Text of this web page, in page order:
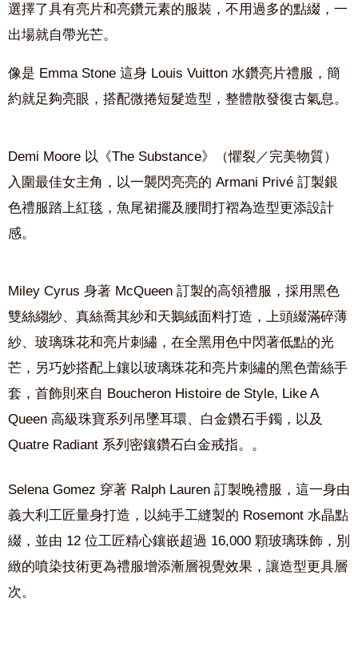
選擇了具有亮片和亮鑽元素的服裝，不用過多的點綴，一
出場就自帶光芒。
像是 Emma Stone 這身 Louis Vuitton 水鑽亮片禮服，簡
約就足夠亮眼，搭配微捲短髮造型，整體散發復古氣息。
Demi Moore 以《The Substance》（懼裂／完美物質）
入圍最佳女主角，以一襲閃亮亮的 Armani Privé 訂製銀
色禮服踏上紅毯，魚尾裙擺及腰間打褶為造型更添設計
感。
Miley Cyrus 身著 McQueen 訂製的高領禮服，採用黑色
雙絲縐紗、真絲喬其紗和天鵝絨面料打造，上頭綴滿碎薄
紗、玻璃珠花和亮片刺繡，在全黑用色中閃著低點的光
芒，另巧妙搭配上鑲以玻璃珠花和亮片刺繡的黑色蕾絲手
套，首飾則來自 Boucheron Histoire de Style, Like A
Queen 高級珠寶系列吊墜耳環、白金鑽石手鐲，以及
Quatre Radiant 系列密鑲鑽石白金戒指。。
Selena Gomez 穿著 Ralph Lauren 訂製晚禮服，這一身由
義大利工匠量身打造，以純手工縫製的 Rosemont 水晶點
綴，並由 12 位工匠精心鑲嵌超過 16,000 顆玻璃珠飾，別
緻的噴染技術更為禮服增添漸層視覺效果，讓造型更具層
次。